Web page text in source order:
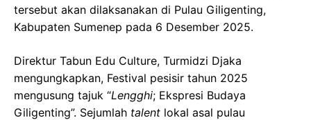
tersebut akan dilaksanakan di Pulau Giligenting,
Kabupaten Sumenep pada 6 Desember 2025.
Direktur Tabun Edu Culture, Turmidzi Djaka
mengungkapkan, Festival pesisir tahun 2025
mengusung tajuk “Lengghi; Ekspresi Budaya
Giligenting”. Sejumlah talent lokal asal pulau